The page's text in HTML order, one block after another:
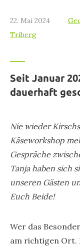
22. Mai 2024
Triberg
Seit Januar
dauerhaft
Nie wieder
Käseworkshop
Gespräche
Tanja haben sich
unseren Gästen
Euch Beide!
Wer das
am richtigen Ort.